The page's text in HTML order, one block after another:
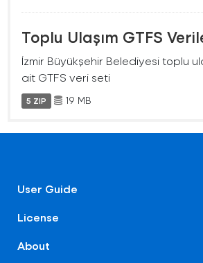
Toplu Ulaşım GTFS
İzmir Büyükşehir Belediyesi toplu
ait GTFS veri seti
5 ZIP 19 MB
User Guide
License
About